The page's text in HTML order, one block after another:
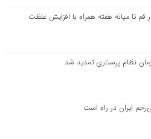
تا میانه هفته همراه با افزایش غلظت
نظام پرستاری تمدید شد
ایران در راه است